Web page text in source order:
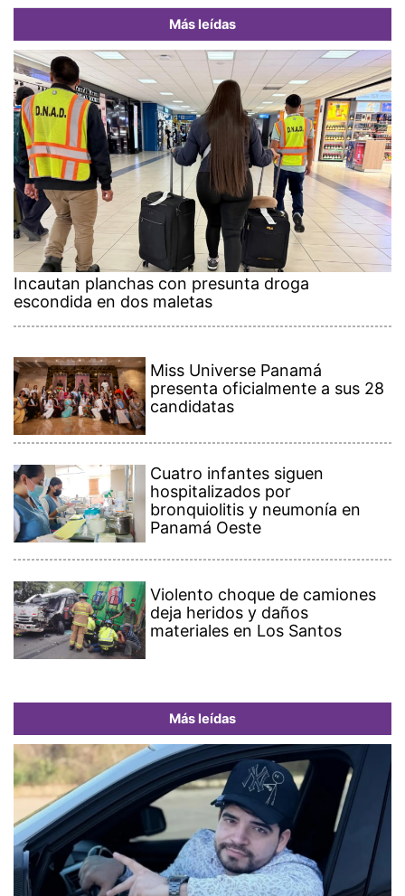
Más leídas
Incautan planchas con presunta droga
escondida en dos maletas
Miss Universe Panamá
presenta oficialmente a sus 28
candidatas
Cuatro infantes siguen
hospitalizados por
bronquiolitis y neumonía en
Panamá Oeste
Violento choque de camiones
deja heridos y daños
materiales en Los Santos
Más leídas